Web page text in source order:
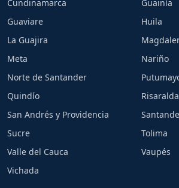
Cundinamarca
Guainía
Guaviare
Huila
La Guajira
Meta
Nariño
Norte de Santander
Quindío
Risaralda
San Andrés y Providencia
Sucre
Tolima
Valle del Cauca
Vaupés
Vichada